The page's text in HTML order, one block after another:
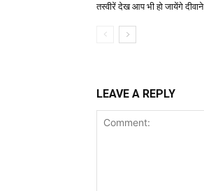
तस्वीरें देख आप भी हो जायेंगे दीवाने
LEAVE A REPLY